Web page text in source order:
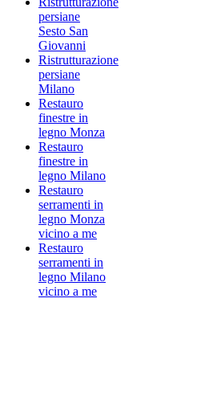
persiane
Sesto San
Giovanni
Ristrutturazione
persiane
Milano
Restauro
finestre in
legno Monza
Restauro
finestre in
legno Milano
Restauro
serramenti in
legno Monza
vicino a me
Restauro
serramenti in
legno Milano
vicino a me